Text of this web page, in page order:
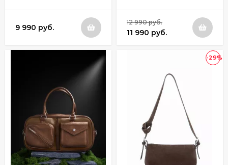
9 990 руб.
12 990 руб.
11 990 руб.
-29%